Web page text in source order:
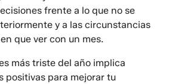
frente a lo que no se
y a las circunstancias
que ver con un mes.
más triste del año implica
positivas para mejorar tu